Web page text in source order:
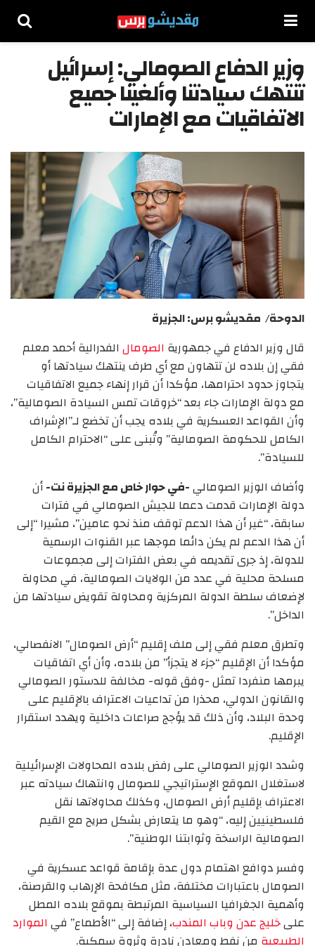
وزير الدفاع الصومالي: إسرائيل
تنتهك سيادتنا وألغينا جميع
الاتفاقيات مع الإمارات
الدوحة/ مقديشو برس: الجزيرة
قال وزير الدفاع في جمهورية الصومال الفدرالية أحمد معلم
فقي إن بلاده لن تتهاون مع أي طرف ينتهك سيادتها أو
يتجاوز حدود احترامها، مؤكدا أن قرار إنهاء جميع الاتفاقيات
مع دولة الإمارات جاء بعد “خروقات تمس السيادة الصومالية”،
وأن القواعد العسكرية في بلاده يجب أن تخضع لـ”الإشراف
الكامل للحكومة الصومالية” وتُبنى على “الاحترام الكامل
للسيادة”.
وأضاف الوزير الصومالي-في حوار خاص مع الجزيرة نت-أن
دولة الإمارات قدمت دعما للجيش الصومالي في فترات
سابقة، “غير أن هذا الدعم توقف منذ نحو عامين”، مشيرا “إلى
أن هذا الدعم لم يكن دائما موجها عبر القنوات الرسمية
للدولة، إذ جرى تقديمه في بعض الفترات إلى مجموعات
مسلحة محلية في عدد من الولايات الصومالية، في محاولة
لإضعاف سلطة الدولة المركزية ومحاولة تقويض سيادتها من
الداخل”.
وتطرق معلم فقي إلى ملف إقليم “أرض الصومال” الانفصالي،
مؤكدا أن الإقليم “جزء لا يتجزأ” من بلاده، وأن أي اتفاقيات
يبرمها منفردا تمثل -وفق قوله- مخالفة للدستور الصومالي
والقانون الدولي، محذرا من تداعيات الاعتراف بالإقليم على
وحدة البلاد، وأن ذلك قد يؤجج صراعات داخلية ويهدد استقرار
الإقليم.
وشدد الوزير الصومالي على رفض بلاده المحاولات الإسرائيلية
لاستغلال الموقع الإستراتيجي للصومال وانتهاك سيادته عبر
الاعتراف بإقليم أرض الصومال، وكذلك محاولاتها نقل
فلسطينيين إليه، “وهو ما يتعارض بشكل صريح مع القيم
الصومالية الراسخة وثوابتنا الوطنية”.
وفسر دوافع اهتمام دول عدة بإقامة قواعد عسكرية في
الصومال باعتبارات مختلفة، مثل مكافحة الإرهاب والقرصنة،
وأهمية الجغرافيا السياسية المرتبطة بموقع بلاده المطل
علىخليج عدن وباب المندب، إضافة إلى “الأطماع” في الموارد
الطبيعية من نفط ومعادن نادرة وثروة سمكية.